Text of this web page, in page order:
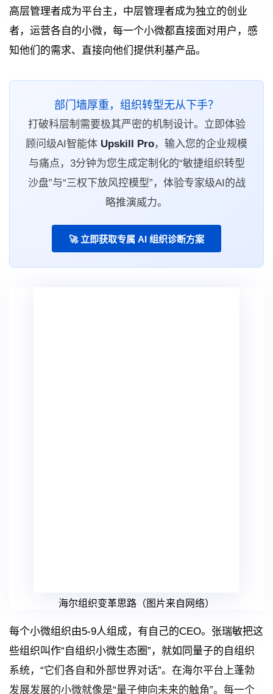
高层管理者成为平台主，中层管理者成为独立的创业
者，运营各自的小微，每一个小微都直接面对用户，感
知他们的需求、直接向他们提供利基产品。
部门墙厚重，组织转型无从下手？
打破科层制需要极其严密的机制设计。立即体验
顾问级AI智能体 Upskill Pro，输入您的企业规模
与痛点，3分钟为您生成定制化的“敏捷组织转型
沙盘”与“三权下放风控模型”，体验专家级AI的战
略推演威力。
🚀 立即获取专属 AI 组织诊断方案
海尔组织变革思路（图片来自网络）
每个小微组织由5-9人组成，有自己的CEO。张瑞敏把这
些组织叫作“自组织小微生态圈”，就如同量子的自组织
系统，“它们各自和外部世界对话”。在海尔平台上蓬勃
发展发展的小微就像是“量子伸向未来的触角”。每一个